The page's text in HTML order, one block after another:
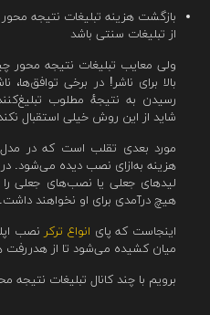
بازگشت هزینه تبلیغات نتیجه محور
از تبلیغات سنتی باشد
ولی معایب تبلیغات نتیجه
بالا برای ناشر! در برخی
رسیدن به نتیجهٔ مطلوب
شاید از این روش خیلی استقبال
مورد بعدی تقلب است که در
هزینه به‌ازای نصب دیده می‌شود. در
لیدهای جعلی یا نصب‌های جعلی
هیچ درآمدی برای او نخواهند داشت.
اینجاست که پای انواع ترکر نصب
میان کشیده می‌شود تا از هدررفت
برویم با چند کانال تبلیغات نتیجه